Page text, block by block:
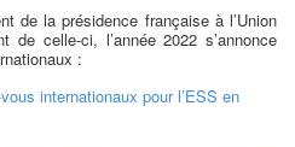
de la présidence française à l’Union
de celle-ci, l’année 2022 s’annonce
:
internationaux pour l’ESS en